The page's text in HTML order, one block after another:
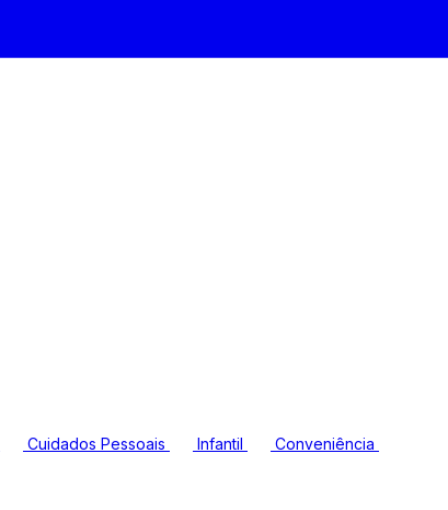
Cuidados Pessoais Infantil Conveniência